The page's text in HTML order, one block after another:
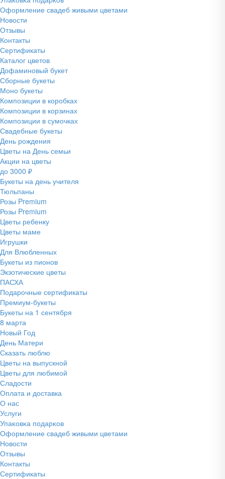
Оформление свадеб живыми цветами
Новости
Отзывы
Контакты
Сертификаты
Каталог цветов
Дофаминовый букет
Сборные букеты
Моно букеты
Композиции в коробках
Композиции в корзинах
Композиции в сумочках
Свадебные букеты
День рождения
Цветы на День семьи
Акции на цветы
до 3000 ₽
Букеты на день учителя
Тюльпаны
Розы Premium
Розы Premium
Цветы ребенку
Цветы маме
Игрушки
Для Влюбленных
Букеты из пионов
Экзотические цветы
ПАСХА
Подарочные сертификаты
Премиум-букеты
Букеты на 1 сентября
8 марта
Новый Год
День Матери
Сказать люблю
Цветы на выпускной
Цветы для любимой
Сладости
Оплата и доставка
О нас
Услуги
Упаĸовĸа подарĸов
Оформление свадеб живыми цветами
Новости
Отзывы
Контакты
Сертификаты